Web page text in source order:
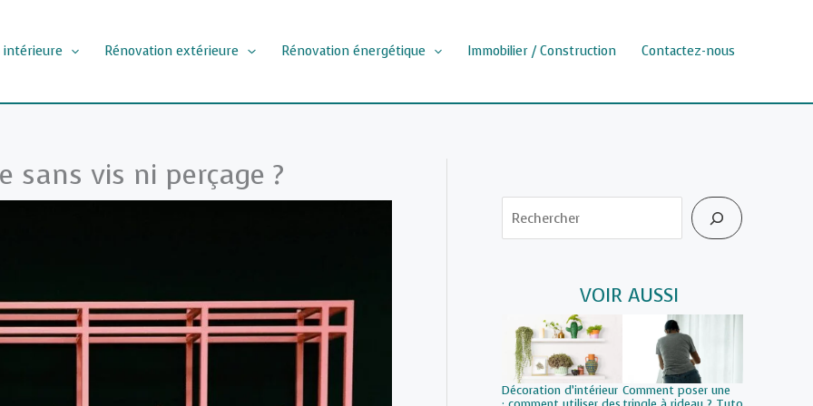
intérieure Rénovation extérieure Rénovation énergétique Immobilier / Construction Contactez-nous
sans vis ni perçage ?
Rechercher
VOIR AUSSI
Décoration d’intérieur Comment poser une